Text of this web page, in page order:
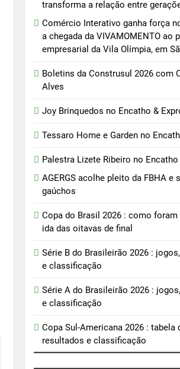
transforma a relação entre
Comércio Interativo ganha força
a chegada da VIVAMOMENTO ao
empresarial da Vila Olímpia, em
Boletins da Construsul 2026 com
Alves
Joy Brinquedos no Encatho &
Tessaro Home e Garden no
Palestra Lizete Ribeiro no Encatho
AGERGS acolhe pleito da FBHA e
gaúchos
Copa do Brasil 2026 : como
ida das oitavas de final
Série B do Brasileirão 2026 :
e classificação
Série A do Brasileirão 2026 :
e classificação
Copa Sul-Americana 2026 : tabela
resultados e classificação